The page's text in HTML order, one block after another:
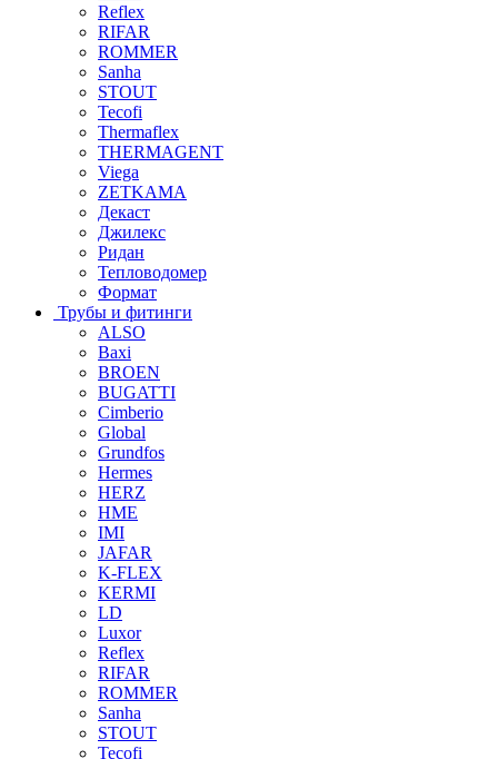
Reflex
RIFAR
ROMMER
Sanha
STOUT
Tecofi
Thermaflex
THERMAGENT
Viega
ZETKAMA
Декаст
Джилекс
Ридан
Тепловодомер
Формат
Трубы и фитинги
ALSO
Baxi
BROEN
BUGATTI
Cimberio
Global
Grundfos
Hermes
HERZ
HME
IMI
JAFAR
K-FLEX
KERMI
LD
Luxor
Reflex
RIFAR
ROMMER
Sanha
STOUT
Tecofi